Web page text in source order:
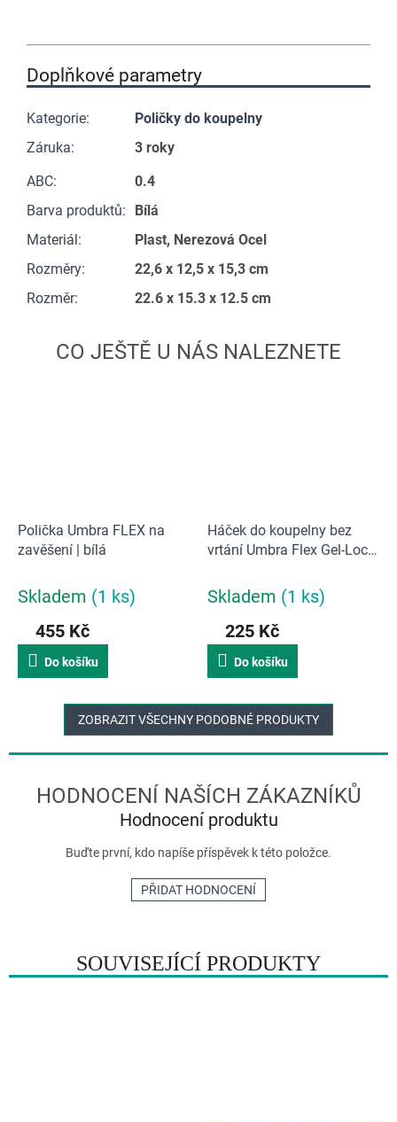
SOUVISEJÍCÍ PRODUKTY
Doplňkové parametry
Kategorie:
Poličky do koupelny
Záruka:
3 roky
ABC:
0.4
Barva produktů:
Bílá
Materiál :
Plast, Nerezová Ocel
Rozměry:
22,6 x 12,5 x 15,3 cm
Rozměr: 22.6 x 15.3 x 12.5 cm
Polička Umbra FLEX na
zavěšení | bílá
Skladem (1 ks)
455 Kč
Do košíku
Háček do koupelny bez
vrtání Umbra Flex Gel-Lock
Skladem (1 ks)
225 Kč
Do košíku
ZOBRAZIT VŠECHNY PODOBNÉ PRODUKTY
Hodnocení produktu
Buďte první, kdo napíše příspěvek k této položce.
PŘIDAT HODNOCENÍ